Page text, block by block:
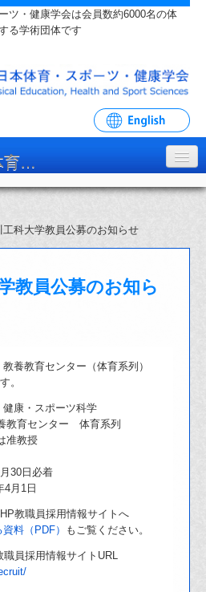
ツ・健康学会は会員数約6000名の体
る学術団体です
一般社団法人 日本体育・スポーツ・健康学会
工科大学教員公募のお知らせ
教員公募のお知ら
養教育センター（体育系列）
。
康・スポーツ科学
教育センター 体育系列
准教授
30日必着
4月1日
教職員採用情報サイトへ
料（PDF） もご覧ください。
員採用情報サイトURL